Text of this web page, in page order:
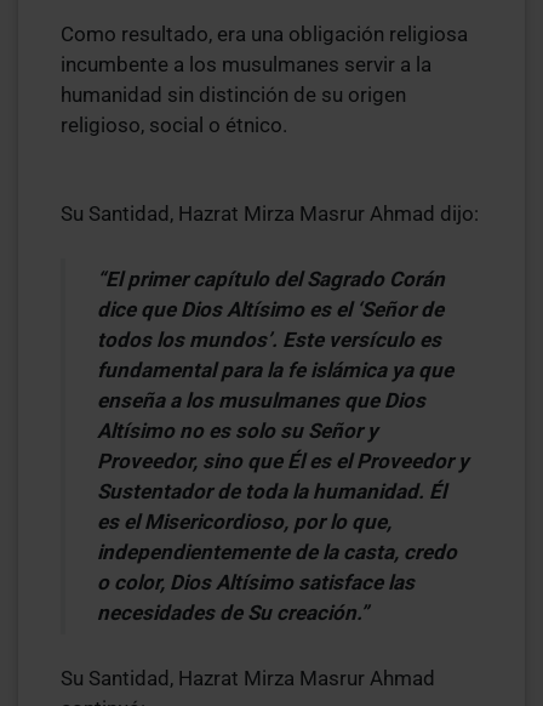
Como resultado, era una obligación religiosa
incumbente a los musulmanes servir a la
humanidad sin distinción de su origen
religioso, social o étnico.
Su Santidad, Hazrat Mirza Masrur Ahmad dijo:
“El primer capítulo delSagrado Corán
dice que DiosAltísimo es el ‘Señor de
todos los mundos’. Este versículo es
fundamental para la fe islámica ya que
enseña a los musulmanes que Dios
Altísimo no es solo su Señor y
Proveedor, sino que Él es el Proveedor y
Sustentador de toda la humanidad. Él
es el Misericordioso, por lo que,
independientemente de la casta, credo
o color, Dios Altísimo satisface las
necesidades de Su creación.”
Su Santidad, Hazrat Mirza Masrur Ahmad